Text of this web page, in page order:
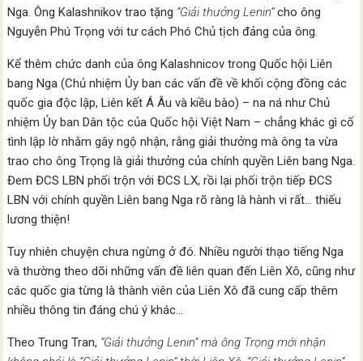
Nga. Ông Kalashnikov trao tặng “Giải thưởng Lenin”cho ông
Nguyễn Phú Trọng với tư cách Phó Chủ tịch đảng của ông.
Kể thêm chức danh của ông Kalashnicov trong Quốc hội Liên
bang Nga (Chủ nhiệm Ủy ban các vấn đề về khối cộng đồng các
quốc gia độc lập, Liên kết Á Âu và kiều bào) – na ná như Chủ
nhiệm Ủy ban Dân tộc của Quốc hội Việt Nam – chẳng khác gì cố
tình lập lờ nhằm gây ngộ nhận, rằng giải thưởng mà ông ta vừa
trao cho ông Trọng là giải thưởng của chính quyền Liên bang Nga.
Đem ĐCS LBN phối trộn với ĐCS LX, rồi lại phối trộn tiếp ĐCS
LBN với chính quyền Liên bang Nga rõ ràng là hành vi rất… thiếu
lương thiện!
Tuy nhiên chuyện chưa ngừng ở đó. Nhiều người thạo tiếng Nga
và thường theo dõi những vấn đề liên quan đến Liên Xô, cũng như
các quốc gia từng là thành viên của Liên Xô đã cung cấp thêm
nhiều thông tin đáng chú ý khác…
Theo Trung Tran, “Giải thưởng Lenin” mà ông Trọng mới nhận